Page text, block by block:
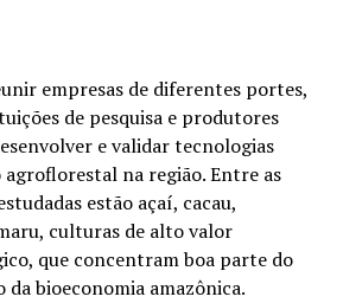
empresas de diferentes portes,
de pesquisa e produtores
e validar tecnologias
agroflorestal na região. Entre as
estão açaí, cacau,
culturas de alto valor
que concentram boa parte do
bioeconomia amazônica.